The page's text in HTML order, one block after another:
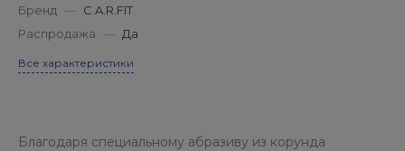
Бренд — C.A.R.FIT
Распродажа — Да
Все характеристики
Благодаря специальному абразиву из корунда